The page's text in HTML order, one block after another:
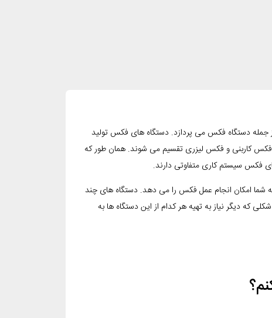
جمله دستگاه فکس می پردازد. دستگاه های فکس تولید
فکس کاربنی و فکس لیزری تقسیم می شوند. همان طور که
فکس سیستم کاری متفاوتی دارند.
شما امکان انجام عمل فکس را می دهد. دستگاه های چند
که دیگر نیاز به تهیه هر کدام از این دستگاه ها به